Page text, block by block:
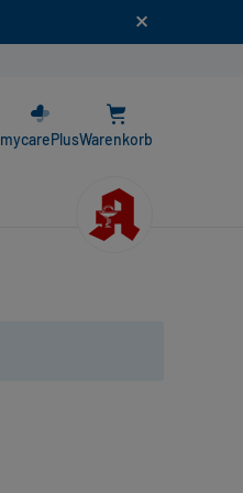
mycarePlusWarenkorb